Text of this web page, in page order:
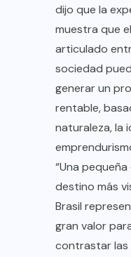
dijo que la
muestra que
articulado
sociedad
generar un
rentable,
naturaleza, la
“Una
destino más
Brasil
gran valor
contrastar las